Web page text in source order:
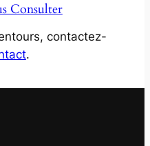
Consulter
contactez-
.